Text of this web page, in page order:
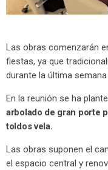
Las obras comenzarán
fiestas, ya que
durante la última
En la reunión se ha
arbolado de gran porte
toldos vela.
Las obras suponen el
el espacio central y